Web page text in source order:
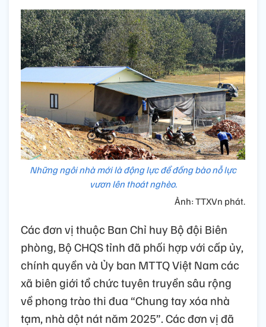
Những ngôi nhà mới là động lực để đồng bào nỗ lực
vươn lên thoát nghèo.
Ảnh: TTXVn phát.
Các đơn vị thuộc Ban Chỉ huy Bộ đội Biên
phòng, Bộ CHQS tỉnh đã phối hợp với cấp ủy,
chính quyền và Ủy ban MTTQ Việt Nam các
xã biên giới tổ chức tuyên truyền sâu rộng
về phong trào thi đua “Chung tay xóa nhà
tạm, nhà dột nát năm 2025”. Các đơn vị đã